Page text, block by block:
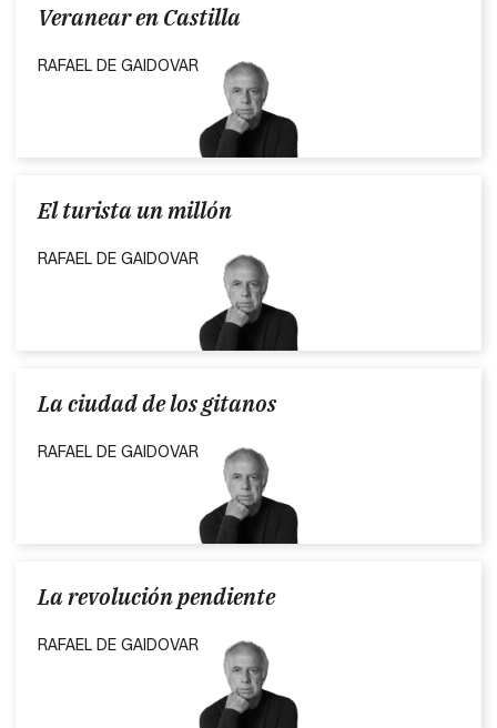
Veranear en Castilla
RAFAEL DE GAIDOVAR
El turista un millón
RAFAEL DE GAIDOVAR
La ciudad de los gitanos
RAFAEL DE GAIDOVAR
La revolución pendiente
RAFAEL DE GAIDOVAR